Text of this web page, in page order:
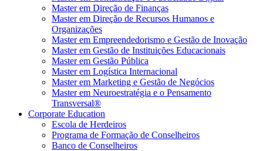
Master em Direção de Finanças
Master em Direção de Recursos Humanos e
Organizações
Master em Empreendedorismo e Gestão de Inovação
Master em Gestão de Instituições Educacionais
Master em Gestão Pública
Master em Logística Internacional
Master em Marketing e Gestão de Negócios
Master em Neuroestratégia e o Pensamento
Transversal®
Corporate Education
Escola de Herdeiros
Programa de Formação de Conselheiros
Banco de Conselheiros